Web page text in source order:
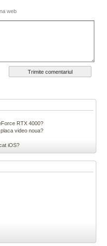
web
RTX 4000?
video noua?
iOS?